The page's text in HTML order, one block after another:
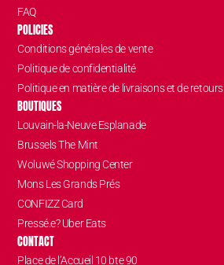
FAQ
POLICIES
Conditions générales de vente
Politique de confidentialité
Politique en matière de livraisons et de retours
BOUTIQUES
Louvain-la-Neuve Esplanade
Brussels The Mint
Woluwé Shopping Center
Mons Les Grands Prés
CONFIZZ Card
Pressé.e? Uber Eats
CONTACT
Place de l’Accueil 10 bte 90